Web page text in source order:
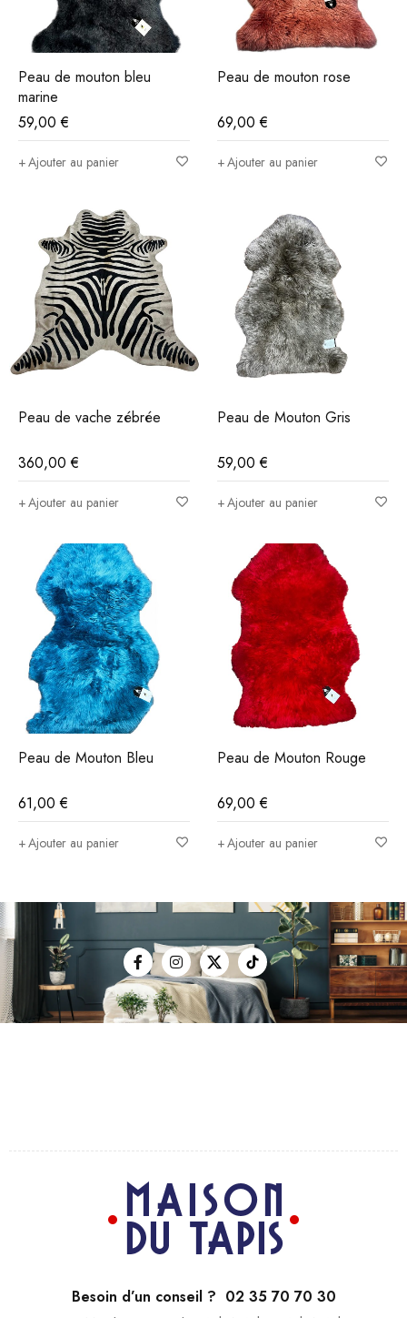
Peau de mouton bleu
marine
59,00€
Ajouter au panier
Peau de mouton rose
69,00€
Ajouter au panier
Peau de vache zébrée
360,00€
Ajouter au panier
Peau de Mouton Gris
59,00€
Ajouter au panier
Peau de Mouton Bleu
61,00€
Ajouter au panier
Peau de Mouton Rouge
69,00€
Ajouter au panier
Besoin d’un conseil ? 02 35 70 70 30